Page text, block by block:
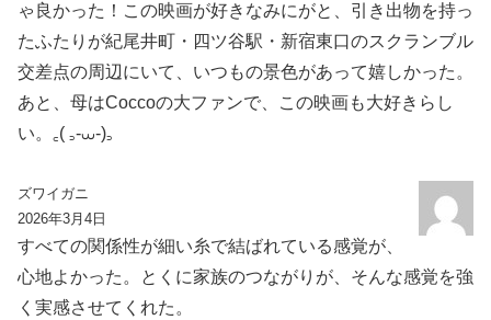
ゃ良かった！この映画が好きなみにがと、引き出物を持っ
たふたりが紀尾井町・四ツ谷駅・新宿東口のスクランブル
交差点の周辺にいて、いつもの景色があって嬉しかった。
あと、母はCoccoの大ファンで、この映画も大好きらし
い。꜀( ꜆-⩊-)꜆
ズワイガニ
2026年3月4日
すべての関係性が細い糸で結ばれている感覚が、
心地よかった。とくに家族のつながりが、そんな感覚を強
く実感させてくれた。